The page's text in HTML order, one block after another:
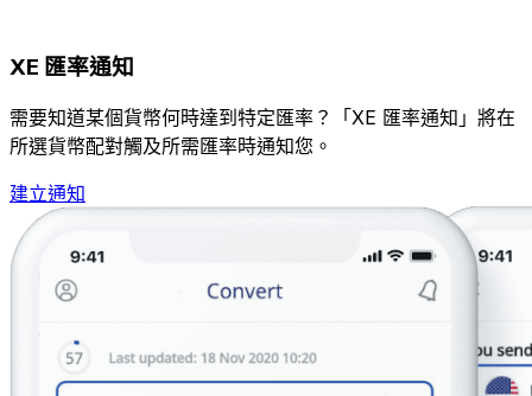
XE 匯率通知
需要知道某個貨幣何時達到特定匯率？「XE 匯率通知」將在
所選貨幣配對觸及所需匯率時通知您。
建立通知